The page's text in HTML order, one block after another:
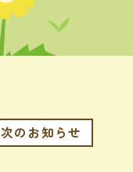
次のお知らせ